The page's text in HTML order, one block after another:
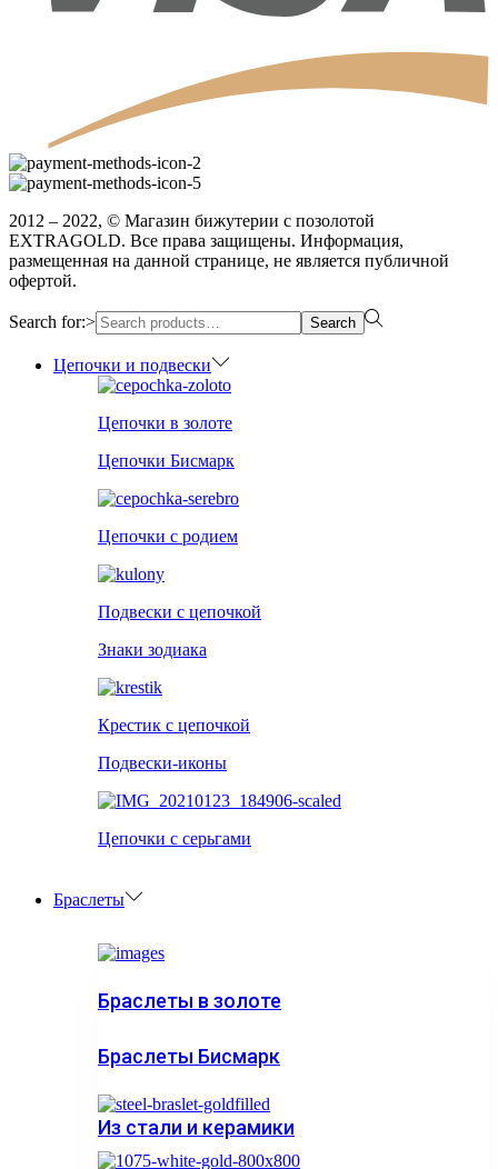
2012 – 2022, © Магазин бижутерии с позолотой
EXTRAGOLD. Все права защищены. Информация,
размещенная на данной странице, не является публичной
офертой.
Search for:> Search
Цепочки и подвески
Цепочки в золоте
Цепочки Бисмарк
Цепочки с родием
Подвески с цепочкой
Знаки зодиака
Крестик с цепочкой
Подвески-иконы
Цепочки с серьгами
Браслеты
Браслеты в золоте
Браслеты Бисмарк
Из стали и керамики